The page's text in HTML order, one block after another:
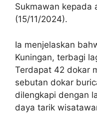
Sukmawan kepada
(15/11/2024).
Ia menjelaskan
Kuningan, terbagi
Terdapat 42 dokar
sebutan dokar
dilengkapi dengan
daya tarik